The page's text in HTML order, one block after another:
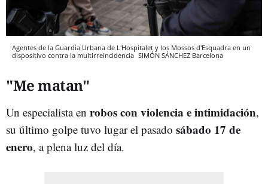
Agentes de la Guardia Urbana de L'Hospitalet y los Mossos d'Esquadra en un
dispositivo contra la multirreincidencia SIMÓN SÁNCHEZ Barcelona
"Me matan"
Un especialista en robos con violencia e intimidación,
su último golpe tuvo lugar el pasado sábado 17 de
enero, a plena luz del día.